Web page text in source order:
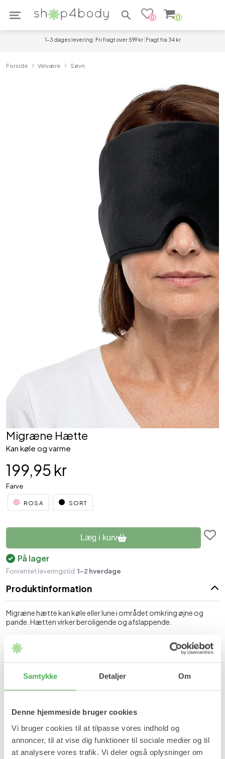
Samtykke Detaljer Om
Denne hjemmeside bruger cookies
Vi bruger cookies til at tilpasse vores indhold og
annoncer, til at vise dig funktioner til sociale medier og til
at analysere vores trafik. Vi deler også oplysninger om
Søg efter produkter
0 0
1-3 dages levering Fri fragt over 599 kr Fragt fra 34 kr
Forside Velvære Søvn
Migræne Hætte
Kan køle og varme
199,95 kr
Farve
ROSA SORT
Læg i kurv
På lager
Forventet leveringstid:1-2 hverdage
Produktinformation
Migræne hætte kan køle eller lune i området omkring øjne og
pande. Hætten virker beroligende og afslappende.
Afstressende.
Velegnet til hovedpine og migræne.
Virker kølende ved feber.
Kan køle og varme.
Gel-indsats.
Let at anvende.
Fleksibel.
Anvendelse